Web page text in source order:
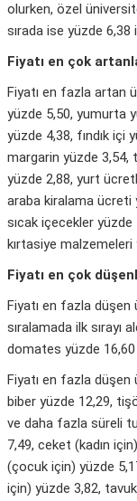
olurken, özel
sırada ise yüzde 6,38
Fiyatı en çok
Fiyatı en fazla artan
yüzde 5,50, yumurta
yüzde 4,38, fındık içi
margarin yüzde 3,54,
yüzde 2,88, yurt
araba kiralama ücreti
sıcak içecekler
kırtasiye
Fiyatı en çok
Fiyatı en fazla
sıralamada ilk sırayı
domates yüzde
Fiyatı en fazla düşen
biber yüzde 12,29,
ve daha fazla süreli
7,49, ceket (kadın
(çocuk için) yüzde
için) yüzde 3,82,